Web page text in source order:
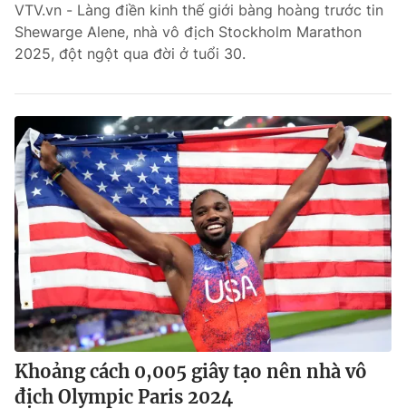
VTV.vn - Làng điền kinh thế giới bàng hoàng trước tin
Shewarge Alene, nhà vô địch Stockholm Marathon
2025, đột ngột qua đời ở tuổi 30.
Khoảng cách 0,005 giây tạo nên nhà vô
địch Olympic Paris 2024